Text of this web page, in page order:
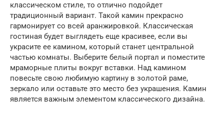
классическом стиле, то отлично подойдет
традиционный вариант. Такой камин прекрасно
гармонирует со всей аранжировкой. Классическая
гостиная будет выглядеть еще красивее, если вы
украсите ее камином, который станет центральной
частью комнаты. Выберите белый портал и поместите
мраморные плиты вокруг вставки. Над камином
повесьте свою любимую картину в золотой раме,
зеркало или оставьте это место без украшения. Камин
является важным элементом классического дизайна.